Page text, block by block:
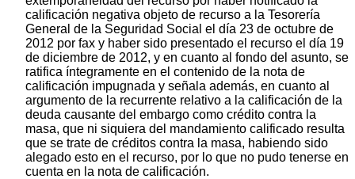
calificación negativa objeto de recurso a la Tesorería
General de la Seguridad Social el día 23 de octubre de
2012 por fax y haber sido presentado el recurso el día 19
de diciembre de 2012, y en cuanto al fondo del asunto, se
ratifica íntegramente en el contenido de la nota de
calificación impugnada y señala además, en cuanto al
argumento de la recurrente relativo a la calificación de la
deuda causante del embargo como crédito contra la
masa, que ni siquiera del mandamiento calificado resulta
que se trate de créditos contra la masa, habiendo sido
alegado esto en el recurso, por lo que no pudo tenerse en
cuenta en la nota de calificación.